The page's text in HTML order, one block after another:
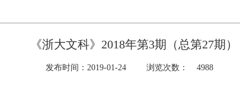
《浙大文科》2018年第3期（总第27期）
发布时间：2019-01-24 浏览次数： 4988